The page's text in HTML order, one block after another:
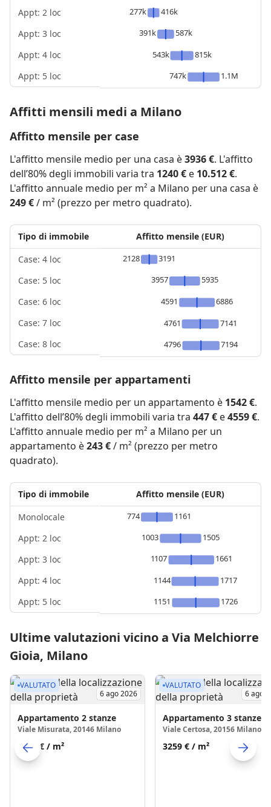
Appt: 2 loc
Appt: 3 loc
Appt: 4 loc
Appt: 5 loc
277k
416k
391k
587k
543k
815k
747k
1.1M
Affitti mensili medi a Milano
Affitto mensile per case
L'affitto mensile medio per una casa è3936 €. L'affitto
dell’80% degli immobili varia tra 1240 € e 10.512 €.
L'affitto annuale medio per m² a Milano per una casa è
249 €/ m² (prezzo per metro quadrato).
Tipo di immobile
Case: 4 loc
Case: 5 loc
Case: 6 loc
Case: 7 loc
Case: 8 loc
Affitto mensile (EUR)
2128
3191
3957
5935
4591
6886
4761
7141
4796
7194
Affitto mensile per appartamenti
L'affitto mensile medio per un appartamento è 1542 €.
L'affitto dell’80% degli immobili varia tra 447 € e4559 €.
L'affitto annuale medio per m² a Milano per un
appartamento è243 €/ m² (prezzo per metro
quadrato).
Tipo di immobile
Monolocale
Appt: 2 loc
Appt: 3 loc
Appt: 4 loc
Appt: 5 loc
Affitto mensile (EUR)
774
1161
1003
1505
1107
1661
1144
1717
1151
1726
Ultime valutazioni vicino a Via Melchiorre
Gioia, Milano
VALUTATO
6 ago 2026
Appartamento 2 stanze
Viale Misurata, 20146 Milano
5792 € / m²
VALUTATO
6 ago
Appartamento 3 stanze
Viale Certosa, 20156 Milano
3259 € / m²